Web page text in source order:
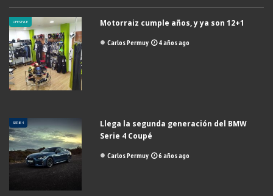
LIFESTYLE Motorraiz cumple años, y ya son 12+1
Carlos Permuy 4 años ago
SERIE 4
Llega la segunda generación del BMW
Serie 4 Coupé
Carlos Permuy 6 años ago